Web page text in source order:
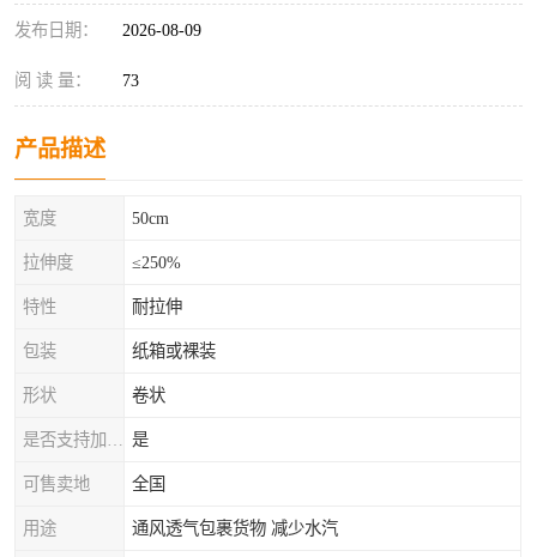
发布日期： 2026-08-09
阅 读 量： 73
产品描述
宽度 50cm
拉伸度 ≤250%
特性 耐拉伸
包装 纸箱或裸装
形状 卷状
是
可售卖地 全国
用途 通风透气包裹货物 减少水汽